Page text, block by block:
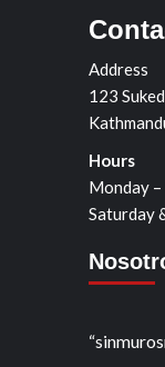
Address
123
Hours
Monday
Saturday